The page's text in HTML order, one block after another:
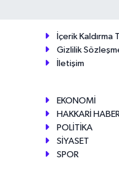
İçerik Kaldırma
Gizlilik
İletişim
EKONOMİ
HAKKARİ HABER
POLİTİKA
SİYASET
SPOR